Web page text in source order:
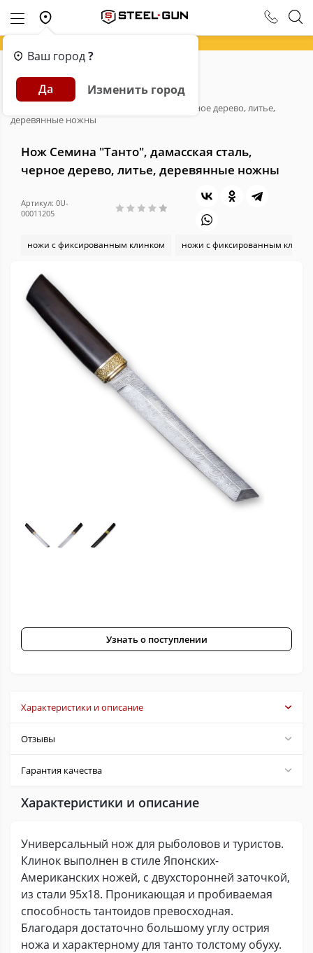
Ваш город?
Да Изменить город
Главная Каталог
Ножи с фиксированным клинком
Нож Семина "Танто", дамасская сталь, черное дерево, литье,
деревянные ножны
Нож Семина "Танто", дамасская сталь,
черное дерево, литье, деревянные ножны
Артикул: 0U-
00011205
ножи с фиксированным клинком ножи с фиксированным
Узнать о поступлении
Характеристики и описание
Отзывы
Гарантия качества
Характеристики и описание
Универсальный нож для рыболовов и туристов.
Клинок выполнен в стиле Японских-
Американских ножей, с двухсторонней заточкой,
из стали 95х18. Проникающая и пробиваемая
способность тантоидов превосходная.
Благодаря достаточно большому углу острия
ножа и характерному для танто толстому обуху.